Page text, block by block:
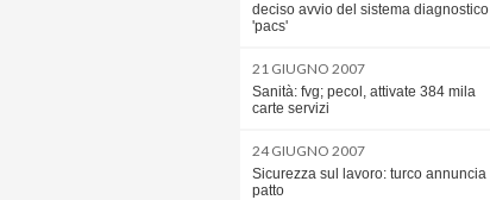
deciso avvio del sistema diagnostico
'pacs'
21 GIUGNO 2007
Sanità: fvg; pecol, attivate 384 mila
carte servizi
24 GIUGNO 2007
Sicurezza sul lavoro: turco annuncia
patto